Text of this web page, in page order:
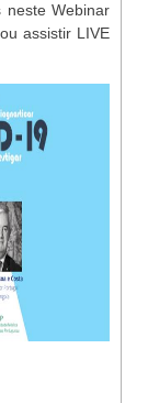
neste Webinar
ou assistir LIVE